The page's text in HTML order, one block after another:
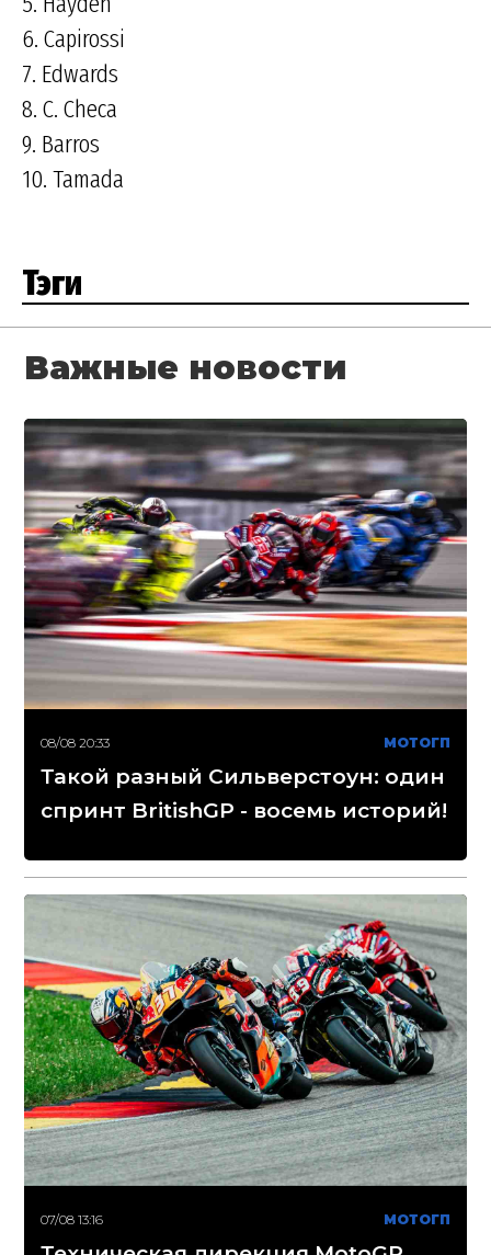
6. Capirossi
7. Edwards
8. C. Checa
9. Barros
10. Tamada
Тэги
Важные новости
08/08 20:33 МОТОГП
Такой разный Сильверстоун: один
спринт BritishGP - восемь историй!
07/08 13:16 МОТОГП